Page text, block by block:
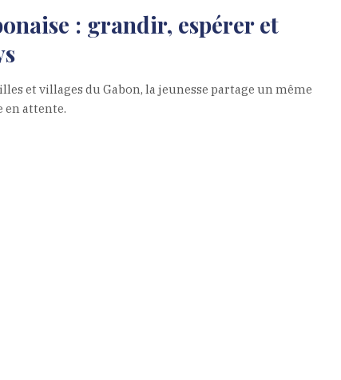
: grandir, espérer et
et villages du Gabon, la jeunesse partage un même
en attente.